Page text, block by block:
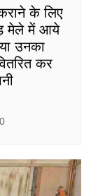
के लिए
मेले में आये
उनका
कर
0